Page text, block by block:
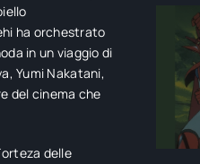
ha orchestrato
in un viaggio di
Yumi Nakatani,
del cinema che
delle